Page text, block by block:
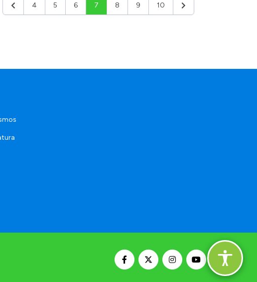
Anterior4 5 6 7 8 9 10 Siguiente